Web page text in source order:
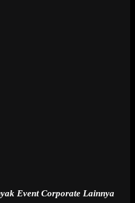
Event Corporate Lainnya